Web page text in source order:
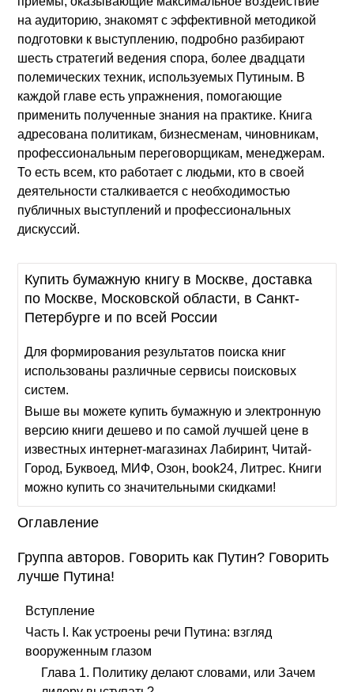
на аудиторию, знакомят с эффективной методикой
подготовки к выступлению, подробно разбирают
шесть стратегий ведения спора, более двадцати
полемических техник, используемых Путиным. В
каждой главе есть упражнения, помогающие
применить полученные знания на практике. Книга
адресована политикам, бизнесменам, чиновникам,
профессиональным переговорщикам, менеджерам.
То есть всем, кто работает с людьми, кто в своей
деятельности сталкивается с необходимостью
публичных выступлений и профессиональных
дискуссий.
Купить бумажную книгу в Москве, доставка
по Москве, Московской области, в Санкт-
Петербурге и по всей России
Для формирования результатов поиска книг
использованы различные сервисы поисковых
систем.
Выше вы можете купить бумажную и электронную
версию книги дешево и по самой лучшей цене в
известных интернет-магазинах Лабиринт, Читай-
Город, Буквоед, МИФ, Озон, book24, Литрес. Книги
можно купить со значительными скидками!
Оглавление
Группа авторов. Говорить как Путин? Говорить
лучше Путина!
Вступление
Часть I. Как устроены речи Путина: взгляд
вооруженным глазом
Глава 1. Политику делают словами, или Зачем